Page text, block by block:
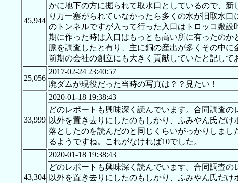
45,944
かに地下の方に掘られて取水口としているので、
り万一塞がられていなかったら多くの水が旧取水
のトンネルですが入って行った入口はトロッコ敷
期に作った時は入口はもっとも高い所に有ったの
脈を調査したと有り、主に銅の産出が多くその中
前期の会社の創立にも大きく貢献していたと記して
25,056
2017-02-24 23:40:57
廃ダムが現役だった当時の写真は？？見たい！
33,999
2020-01-18 19:38:43
どのレポートも興味深く読んでいます。合同調査
以外を置き去りにしたのもしかり、ふみやん氏だ
落としたのを読んだのと同じくらいがっかりしま
るようですね。これがなければ10でした。
43,304
2020-01-18 19:38:43
どのレポートも興味深く読んでいます。合同調査
以外を置き去りにしたのもしかり、ふみやん氏だ